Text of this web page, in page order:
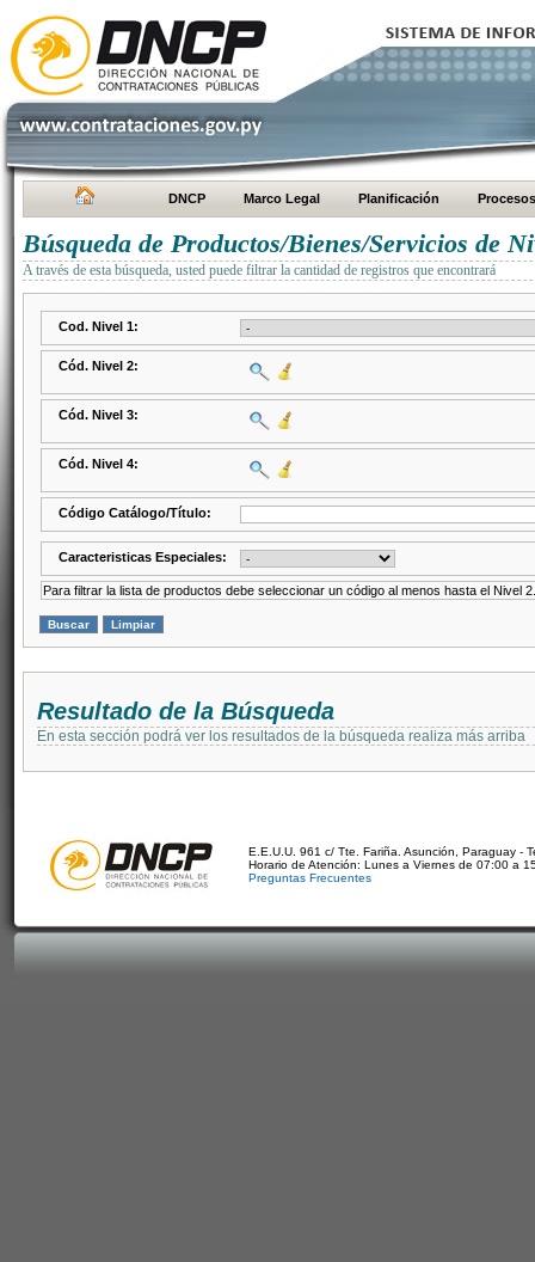
DNCP Marco Legal Planificación Procesos
Búsqueda de Productos/Bienes/Servicios de
A través de esta búsqueda, usted puede filtrar la cantidad de registros que encontrará
Cod. Nivel 1:
Cód. Nivel 2:
Cód. Nivel 3:
Cód. Nivel 4:
Código Catálogo/Título:
Caracteristicas Especiales:
Para filtrar la lista de productos debe seleccionar un código al menos hasta el Nivel 2.
Resultado de la Búsqueda
En esta sección podrá ver los resultados de la búsqueda realiza más arriba
E.E.U.U. 961 c/ Tte. Fariña. Asunción, Paraguay -
Horario de Atención: Lunes a Viernes de 07:00 a
Preguntas Frecuentes